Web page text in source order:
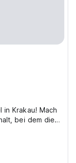
in Krakau! Mach
bei dem die
Energie
darauf,